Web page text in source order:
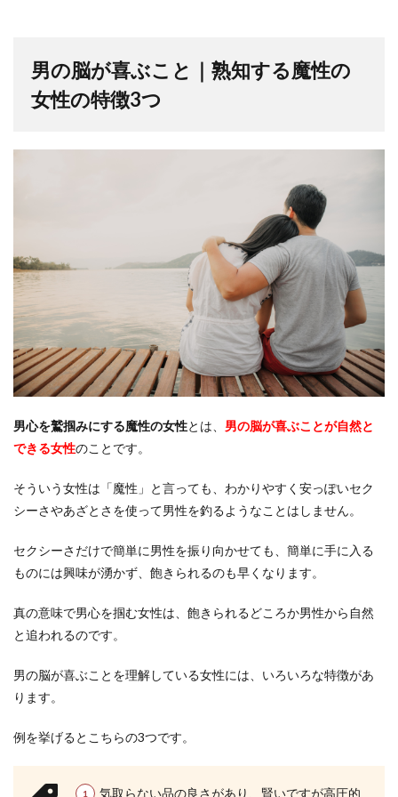
男の脳が喜ぶこと｜熟知する魔性の
女性の特徴3つ
男心を鷲掴みにする魔性の女性とは、 男の脳が喜ぶことが自然と
できる女性のことです。
そういう女性は「魔性」と言っても、わかりやすく安っぽいセク
シーさやあざとさを使って男性を釣るようなことはしません。
セクシーさだけで簡単に男性を振り向かせても、簡単に手に入る
ものには興味が湧かず、飽きられるのも早くなります。
真の意味で男心を掴む女性は、飽きられるどころか男性から自然
と追われるのです。
男の脳が喜ぶことを理解している女性には、いろいろな特徴があ
ります。
例を挙げるとこちらの3つです。
気取らない品の良さがあり、賢いですが高圧的